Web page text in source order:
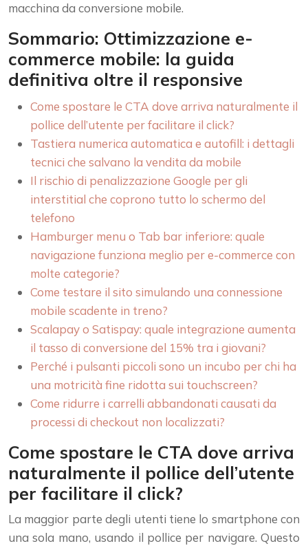
macchina da conversione mobile.
Sommario: Ottimizzazione e-
commerce mobile: la guida
definitiva oltre il responsive
Come spostare le CTA dove arriva naturalmente il
pollice dell’utente per facilitare il click?
Tastiera numerica automatica e autofill: i dettagli
tecnici che salvano la vendita da mobile
Il rischio di penalizzazione Google per gli
interstitial che coprono tutto lo schermo del
telefono
Hamburger menu o Tab bar inferiore: quale
navigazione funziona meglio per e-commerce con
molte categorie?
Come testare il sito simulando una connessione
mobile scadente in treno?
Scalapay o Satispay: quale integrazione aumenta
il tasso di conversione del 15% tra i giovani?
Perché i pulsanti piccoli sono un incubo per chi ha
una motricità fine ridotta sui touchscreen?
Come ridurre i carrelli abbandonati causati da
processi di checkout non localizzati?
Come spostare le CTA dove arriva
naturalmente il pollice dell’utente
per facilitare il click?
La maggior parte degli utenti tiene lo smartphone con
una sola mano, usando il pollice per navigare. Questo